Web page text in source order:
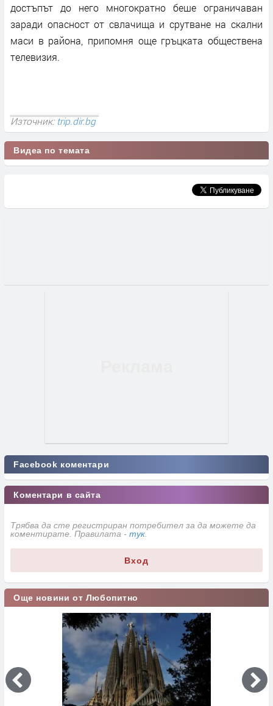
достъпът до него многократно беше ограничаван
заради опасност от свлачища и срутване на скални
маси в района, припомня още гръцката обществена
телевизия.
Източник:trip.dir.bg
Видеа по темата
Facebook коментари
Коментари в сайта
Трябва да сте регистриран потребител за да можете да
коментирате. Правилата - тук
Вход
Още новини от Любопитно